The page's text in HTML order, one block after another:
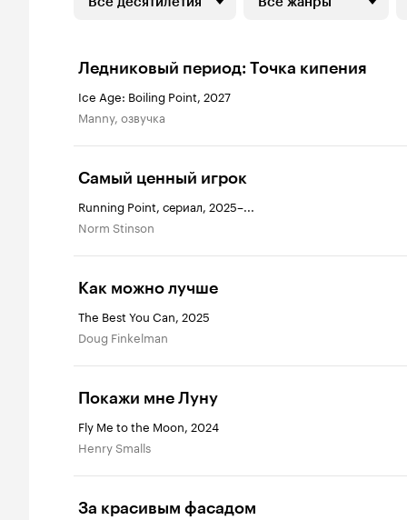
Ледниковый период: Точка кипения
Ice Age: Boiling Point, 2027
Manny, озвучка
Самый ценный игрок
Running Point, сериал, 2025–...
Norm Stinson
Как можно лучше
The Best You Can, 2025
Doug Finkelman
Покажи мне Луну
Fly Me to the Moon, 2024
Henry Smalls
За красивым фасадом